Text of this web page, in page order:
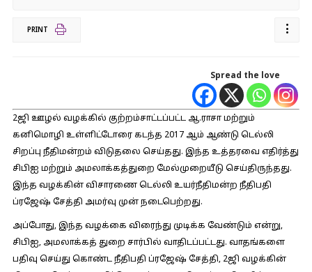
PRINT
Spread the love
2ஜி ஊழல் வழக்கில் குற்றம்சாட்டப்பட்ட ஆ.ராசா மற்றும்
கனிமொழி உள்ளிட்டோரை கடந்த 2017 ஆம் ஆண்டு டெல்லி
சிறப்பு நீதிமன்றம் விடுதலை செய்தது. இந்த உத்தரவை எதிர்த்து
சிபிஐ மற்றும் அமலாக்கத்துறை மேல்முறையீடு செய்திருந்தது.
இந்த வழக்கின் விசாரணை டெல்லி உயர்நீதிமன்ற நீதிபதி
ப்ரஜேஷ் சேத்தி அமர்வு முன் நடைபெற்றது.
அப்போது, இந்த வழக்கை விரைந்து முடிக்க வேண்டும் என்று,
சிபிஐ, அமலாக்கத் துறை சார்பில் வாதிடப்பட்டது. வாதங்களை
பதிவு செய்து கொண்ட நீதிபதி ப்ரஜேஷ் சேத்தி, 2ஜி வழக்கின்